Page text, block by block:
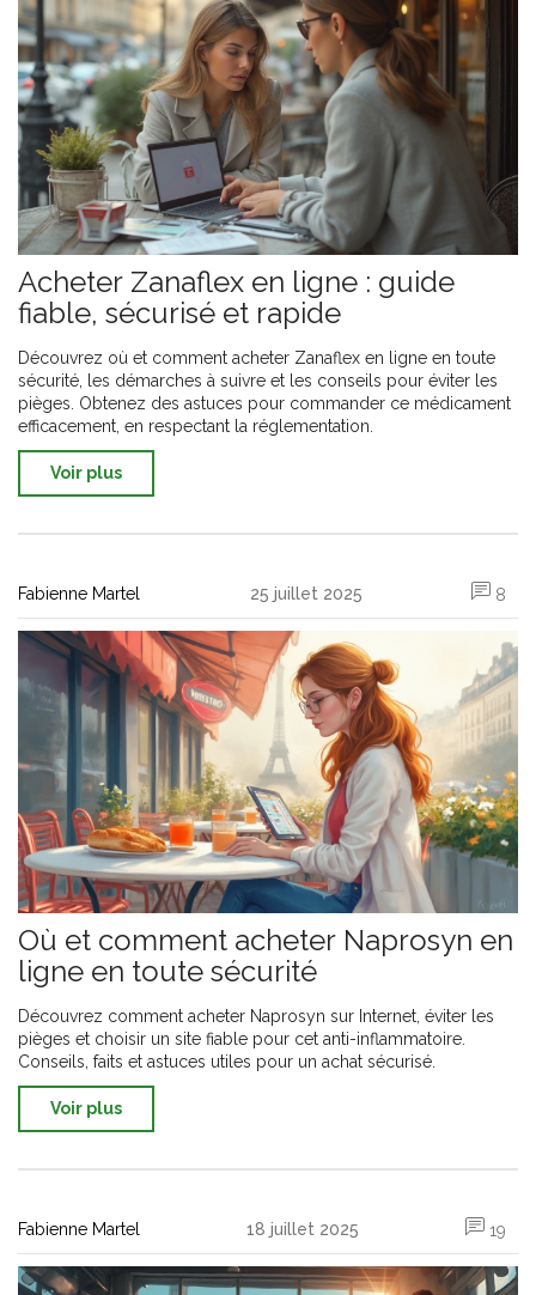
Acheter Zanaflex en ligne : guide
fiable, sécurisé et rapide
Découvrez où et comment acheter Zanaflex en ligne en toute
sécurité, les démarches à suivre et les conseils pour éviter les
pièges. Obtenez des astuces pour commander ce médicament
efficacement, en respectant la réglementation.
Voir plus
Fabienne Martel 25 juillet 2025 8
Où et comment acheter Naprosyn en
ligne en toute sécurité
Découvrez comment acheter Naprosyn sur Internet, éviter les
pièges et choisir un site fiable pour cet anti-inflammatoire.
Conseils, faits et astuces utiles pour un achat sécurisé.
Voir plus
Fabienne Martel 18 juillet 2025 19